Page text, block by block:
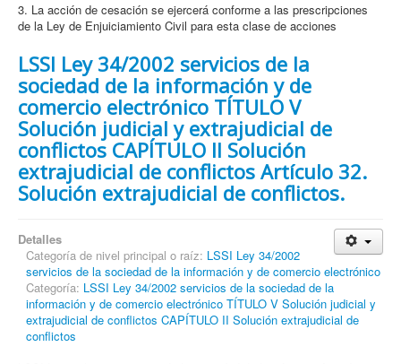
3. La acción de cesación se ejercerá conforme a las prescripciones
de la Ley de Enjuiciamiento Civil para esta clase de acciones
LSSI Ley 34/2002 servicios de la
sociedad de la información y de
comercio electrónico TÍTULO V
Solución judicial y extrajudicial de
conflictos CAPÍTULO II Solución
extrajudicial de conflictos Artículo 32.
Solución extrajudicial de conflictos.
Detalles
Categoría de nivel principal o raíz: LSSI Ley 34/2002
servicios de la sociedad de la información y de comercio electrónico
Categoría: LSSI Ley 34/2002 servicios de la sociedad de la
información y de comercio electrónico TÍTULO V Solución judicial y
extrajudicial de conflictos CAPÍTULO II Solución extrajudicial de
conflictos